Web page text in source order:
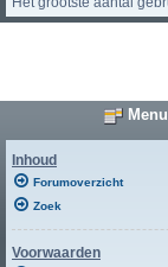
Menu
Inhoud
Forumoverzicht
Zoek
Voorwaarden